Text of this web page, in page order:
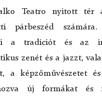
Teatro nyitott tér
pár­beszéd számára.
a tradíciót és az
zenét és a jazzt,
a képzőművészetet
új formákat és
KFT
Ünnepek, rendezvények
Színház